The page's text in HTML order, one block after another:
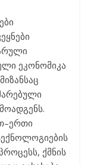
ეკონომიკა
ქმნის